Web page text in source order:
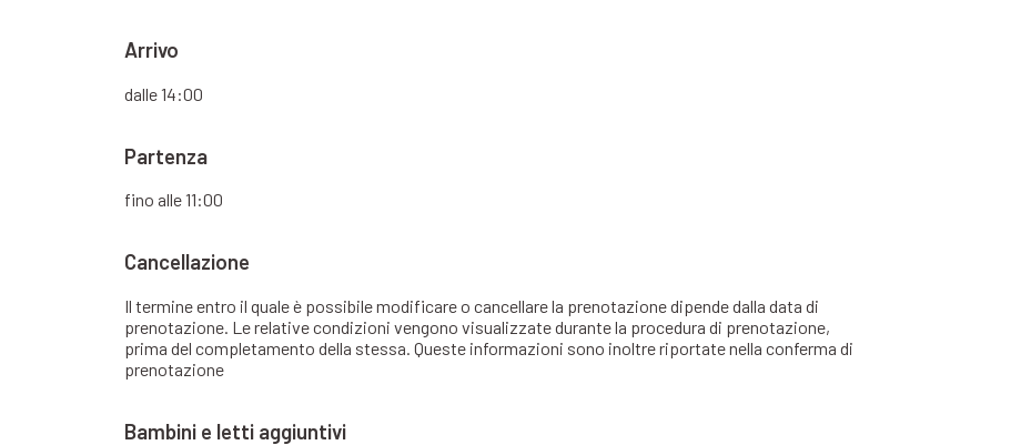
Arrivo
dalle 14:00
Partenza
fino alle 11:00
Cancellazione
Il termine entro il quale è possibile modificare o cancellare la prenotazione dipende dalla data di
prenotazione. Le relative condizioni vengono visualizzate durante la procedura di prenotazione,
prima del completamento della stessa. Queste informazioni sono inoltre riportate nella conferma di
prenotazione
Bambini e letti aggiuntivi